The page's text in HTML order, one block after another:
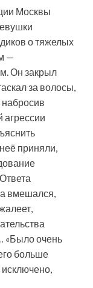
Москвы
о тяжелых
—
Он закрыл
за волосы,
набросив
приняли,
вмешался,
«Было очень
больше
исключено,